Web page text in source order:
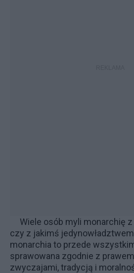
Wiele osób myli monarchię
czy z jakimś
monarchia to przede
sprawowana zgodnie z
zwyczajami, tradycją i